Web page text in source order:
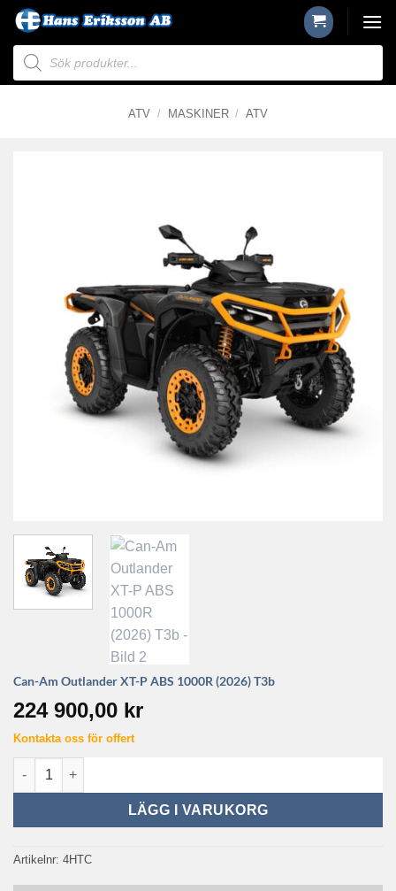
Skip
content
Produktsökning
ATV / MASKINER / ATV
Can-Am Outlander XT-P ABS 1000R (2026) T3b
224 900,00 kr
Kontakta oss för offert
Can-Am Outlander XT-P ABS 1000R (2026) T3b mängd
LÄGG I VARUKORG
Artikelnr: 4HTC